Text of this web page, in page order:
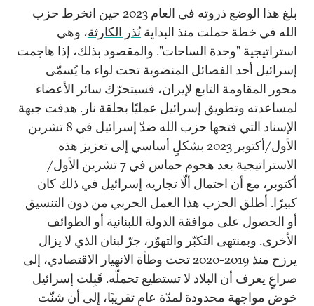
بلغ هذا الوضع ذروته في العام 2023 حين انخرط حزب
الله في خطة حملت منذ البداية نُذر الكارثة، وهي
استراتيجية "وحدة الساحات". والمقصود بذلك، إذا هاجمت
إسرائيل أحد الفصائل المنضوية تحت لواء ما يُسمّى
محور المقاومة التابع لإيران، فسيتحرّك سائر الأعضاء
لمساعدته وتطويق إسرائيل عمليًا بحلقة نار. هدفت جبهة
الإسناد التي فتحها حزب الله ضدّ إسرائيل في 8 تشرين
الأول/أكتوبر 2023 بشكلٍ أساسي إلى تعزيز هذه
الاستراتيجية بعد هجوم حماس في 7 تشرين الأول/
أكتوبر، مع أن احتمال ألّا تجاريه إسرائيل في ذلك كان
كبيرًا. أطلق الحزب هذا العمل الحربي من دون التنسيق
أو الحصول على موافقة الدولة اللبنانية أو الطوائف
الأخرى. وبمنتهى التكبّر والتهوّر، جرّ لبنان الذي لا يزال
يرزح منذ 2019-2020 تحت وطأة الانهيار الاقتصادي، إلى
صراعٍ يعرف أن البلاد لا تستطيع تحملّه. قَبِلت إسرائيل
خوض مواجهة محدودة لمدّة عامٍ تقريبًا، إلى أن شنّت